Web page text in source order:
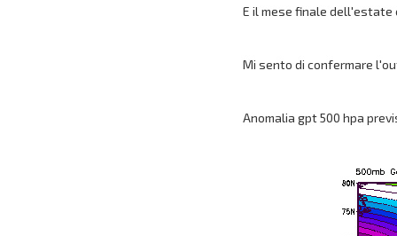
E il mese finale dell'estate
Mi sento di confermare
Anomalia gpt 500 hpa